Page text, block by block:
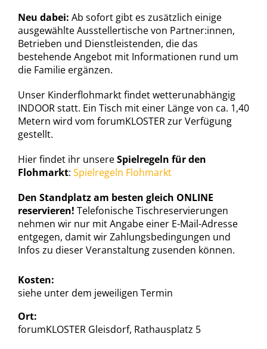
Neu dabei: Ab sofort gibt es zusätzlich einige
ausgewählte Ausstellertische von Partner:innen,
Betrieben und Dienstleistenden, die das
bestehende Angebot mit Informationen rund um
die Familie ergänzen.
Unser Kinderflohmarkt findet wetterunabhängig
INDOOR statt. Ein Tisch mit einer Länge von ca. 1,40
Metern wird vom forumKLOSTER zur Verfügung
gestellt.
Hier findet ihr unsereSpielregeln für den
Flohmarkt: Spielregeln Flohmarkt
Den Standplatz am besten gleich ONLINE
reservieren! Telefonische Tischreservierungen
nehmen wir nur mit Angabe einer E-Mail-Adresse
entgegen, damit wir Zahlungsbedingungen und
Infos zu dieser Veranstaltung zusenden können.
Kosten:
siehe unter dem jeweiligen Termin
Ort:
forumKLOSTER Gleisdorf, Rathausplatz 5